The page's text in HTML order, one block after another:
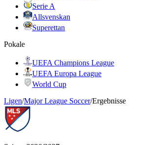
Serie A
Allsvenskan
Superettan
Pokale
UEFA Champions League
UEFA Europa League
World Cup
Ligen/Major League Soccer/Ergebnisse